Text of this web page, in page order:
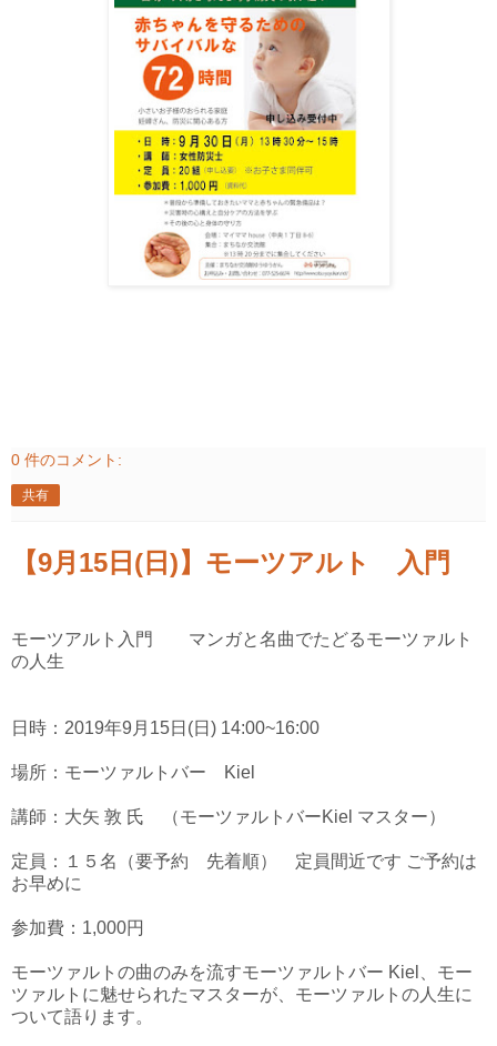
0 件のコメント:
共有
【9月15日(日)】モーツアルト 入門
モーツアルト入門 マンガと名曲でたどるモーツァルト
の人生
日時：2019年9月15日(日) 14:00~16:00
場所：モーツァルトバー Kiel
講師：大矢 敦 氏 （モーツァルトバーKiel マスター）
定員：１５名（要予約 先着順） 定員間近です ご予約は
お早めに
参加費：1,000円
モーツァルトの曲のみを流すモーツァルトバー Kiel、モー
ツァルトに魅せられたマスターが、モーツァルトの人生に
ついて語ります。